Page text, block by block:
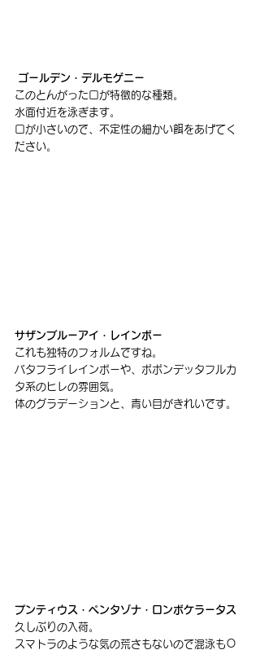
ゴールデン・デルモゲニー
このとんがった口が特徴的な種類。
水面付近を泳ぎます。
口が小さいので、不定性の細かい餌をあげてく
ださい。
サザンブルーアイ・レインボー
これも独特のフォルムですね。
バタフライレインボーや、ポポンデッタフルカ
タ系のヒレの雰囲気。
体のグラデーションと、青い目がきれいです。
プンティウス・ペンタゾナ・ロンボケラータス
久しぶりの入荷。
スマトラのような気の荒さもないので混泳もＯ